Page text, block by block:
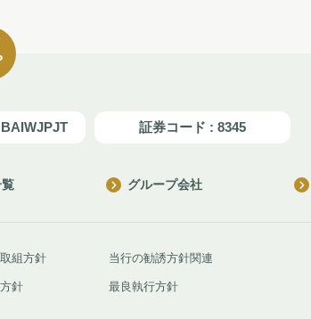
証券コード : 8345
グループ会社
組方針 当行の勧誘方針関連
針 最良執行方針